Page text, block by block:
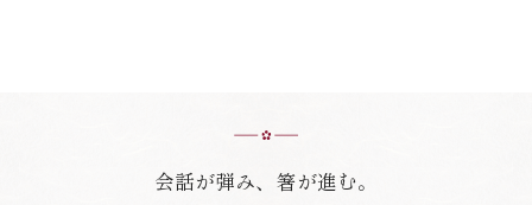
会話が弾み、箸が進む。